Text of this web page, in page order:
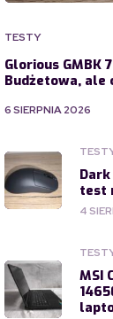
TESTY
Glorious GMBK
Budżetowa, ale
6 SIERPNIA 2026
test
4
MSI